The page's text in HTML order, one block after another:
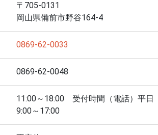
〒705-0131
岡山県備前市野谷164-4
0869-62-0033
0869-62-0048
11:00～18:00 受付時間（電話）平日
9:00～17:00